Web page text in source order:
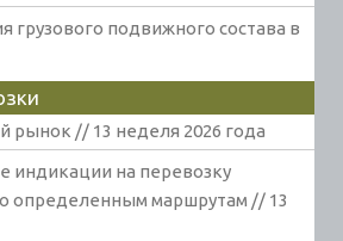
грузового подвижного состава в
рынок // 13 неделя 2026 года
индикации на перевозку
определенным маршрутам // 13